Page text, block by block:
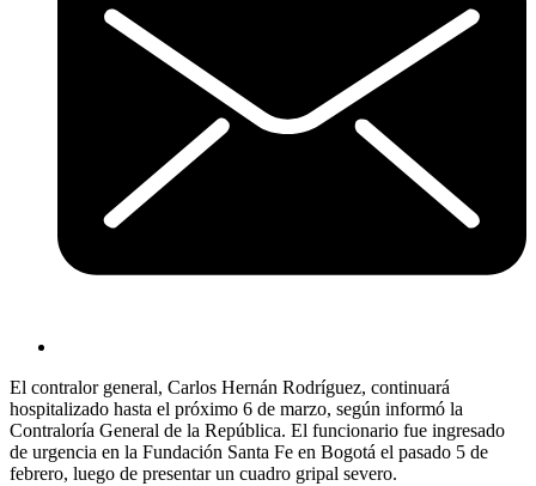
El contralor general, Carlos Hernán Rodríguez, continuará
hospitalizado hasta el próximo 6 de marzo, según informó la
Contraloría General de la República. El funcionario fue ingresado
de urgencia en la Fundación Santa Fe en Bogotá el pasado 5 de
febrero, luego de presentar un cuadro gripal severo.